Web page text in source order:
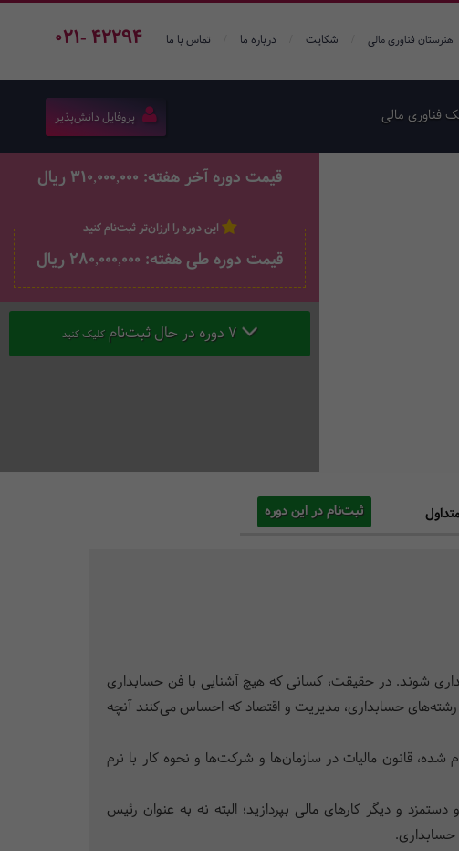
021- 42294 هنرستان فناوری مالی شکایت درباره ما تماس با ما
فناوری مالی پروفایل دانش‌پذیر
قیمت دوره آخر هفته: 310,000,000 ریال
این دوره را ارزان‌تر ثبت‌نام کنید
قیمت دوره طی هفته: 280,000,000 ریال
کلیک کنید
ثبت‌نام در این دوره
شوند. در حقیقت، کسانی که هیچ آشنایی با فن حسابداری
حسابداری، مدیریت و اقتصاد که احساس می‌کنند آنچه
شده، قانون مالیات در سازمان‌ها و شرکت‌ها و نحوه کار با نرم
و دیگر کارهای مالی بپردازید؛ البته نه به عنوان رئیس
حسابداری.